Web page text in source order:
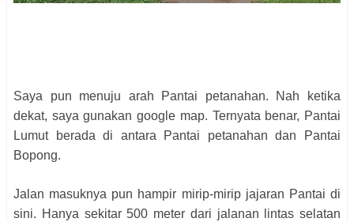
Saya pun menuju arah Pantai petanahan. Nah ketika
dekat, saya gunakan google map. Ternyata benar, Pantai
Lumut berada di antara Pantai petanahan dan Pantai
Bopong.
Jalan masuknya pun hampir mirip-mirip jajaran Pantai di
sini. Hanya sekitar 500 meter dari jalanan lintas selatan